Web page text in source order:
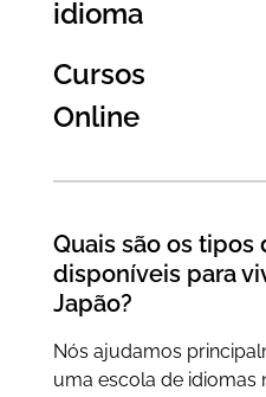
idioma
Cursos
Online
Quais são os tipos
disponíveis para
Japão?
Nós ajudamos
uma escola de idiomas